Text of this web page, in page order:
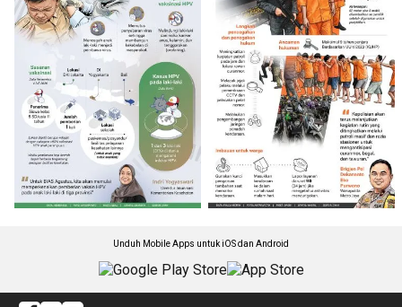
Unduh Mobile Apps untuk iOS dan Android